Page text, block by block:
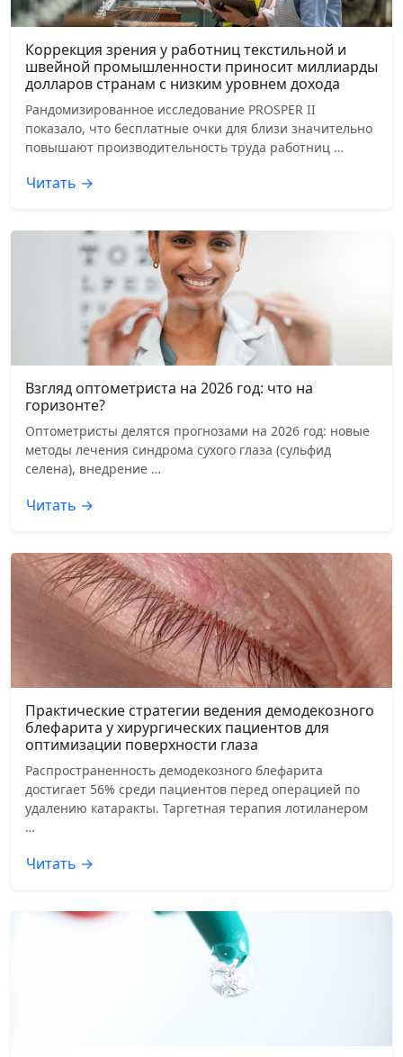
Коррекция зрения у работниц текстильной и
швейной промышленности приносит миллиарды
долларов странам с низким уровнем дохода
Рандомизированное исследование PROSPER II
показало, что бесплатные очки для близи значительно
повышают производительность труда работниц …
Читать →
Взгляд оптометриста на 2026 год: что на
горизонте?
Оптометристы делятся прогнозами на 2026 год: новые
методы лечения синдрома сухого глаза (сульфид
селена), внедрение …
Читать →
Практические стратегии ведения демодекозного
блефарита у хирургических пациентов для
оптимизации поверхности глаза
Распространенность демодекозного блефарита
достигает 56% среди пациентов перед операцией по
удалению катаракты. Таргетная терапия лотиланером
…
Читать →